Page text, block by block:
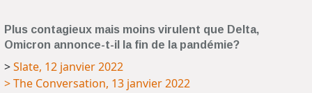
Plus contagieux mais moins virulent que Delta,
Omicron annonce-t-il la fin de la pandémie?
>Slate, 12 janvier 2022
> The Conversation, 13 janvier 2022